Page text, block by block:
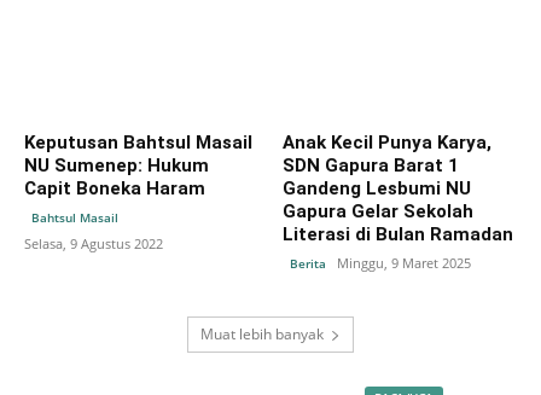
Keputusan Bahtsul Masail
NU Sumenep: Hukum
Capit Boneka Haram
Bahtsul Masail
Selasa, 9 Agustus 2022
Anak Kecil Punya Karya,
SDN Gapura Barat 1
Gandeng Lesbumi NU
Gapura Gelar Sekolah
Literasi di Bulan Ramadan
Berita Minggu, 9 Maret 2025
Muat lebih banyak